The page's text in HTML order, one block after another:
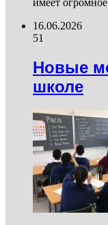
имеет
16.06.2026
51
Новые
школе